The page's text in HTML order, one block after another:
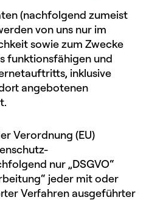
(nachfolgend zumeist
von uns nur im
sowie zum Zwecke
funktionsfähigen und
inklusive
angebotenen
Verordnung (EU)
nur „DSGVO“
jeder mit oder
Verfahren ausgeführter